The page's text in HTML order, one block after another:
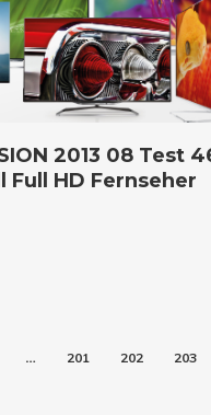
Download
2013 08 Test
Full HD Fernseher
… 201 202 203